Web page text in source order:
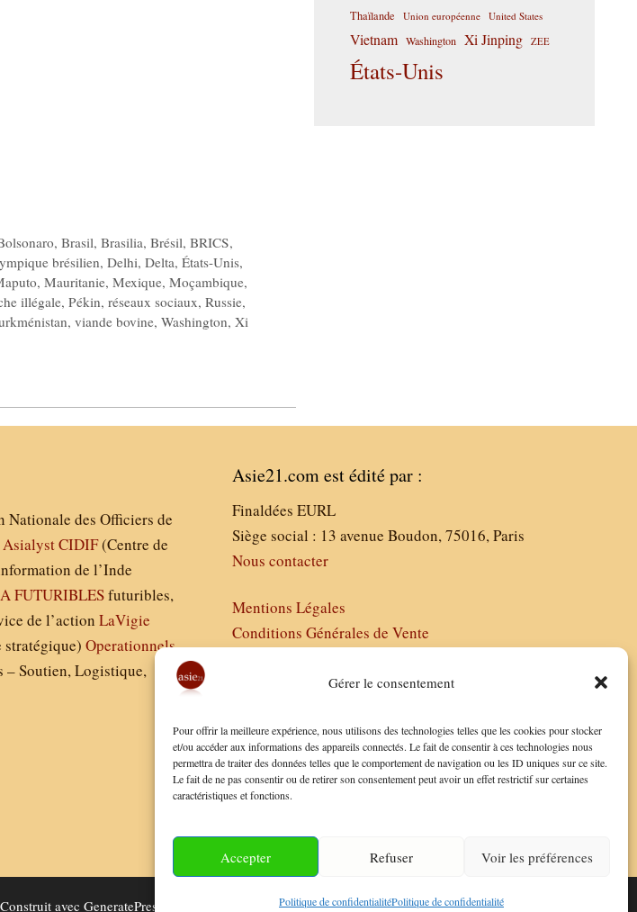
Gérer le consentement
Pour offrir la meilleure expérience, nous utilisons des technologies telles que les cookies pour stocker
et/ou accéder aux informations des appareils connectés. Le fait de consentir à ces technologies nous
permettra de traiter des données telles que le comportement de navigation ou les ID uniques sur ce site.
Le fait de ne pas consentir ou de retirer son consentement peut avoir un effet restrictif sur certaines
caractéristiques et fonctions.
Accepter Refuser Voir les préférences
Politique de confidentialitéPolitique de confidentialité
,Brasil,Brasilia,Brésil,BRICS,
brésilien, Delhi, Delta, États-Unis,
, Mauritanie, Mexique, Moçambique,
illégale, Pékin, réseaux sociaux, Russie,
, viande bovine, Washington, Xi
Thaïlande Union européenne United States
Vietnam Washington Xi Jinping ZEE
États-Unis
Nationale des Officiers de
AsialystCIDIF(Centre de
de l’Inde
FUTURIBLESfuturibles,
de l’actionLaVigie
stratégique)Operationnels
– Soutien, Logistique,
Asie21.com est édité par :
Finaldées EURL
Siège social : 13 avenue Boudon, 75016, Paris
Nous contacter
Mentions Légales
Conditions Générales de Vente
avec GeneratePress